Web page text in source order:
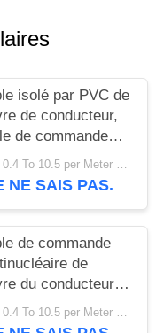
isolé par PVC de
de conducteur,
de commande
avec la gaine
USD 0.4 To 10.5 per Meter MOQ:1000M
NE SAIS PAS.
de commande
de
du conducteur
avec le CE de
de PVC/KEMA
USD 0.4 To 10.5 per Meter MOQ:1000M